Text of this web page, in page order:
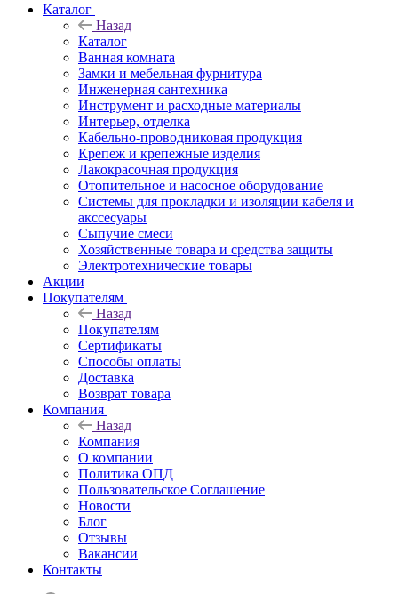
Каталог
Назад
Каталог
Ванная комната
Замки и мебельная фурнитура
Инженерная сантехника
Инструмент и расходные материалы
Интерьер, отделка
Кабельно-проводниковая продукция
Крепеж и крепежные изделия
Лакокрасочная продукция
Отопительное и насосное оборудование
Системы для прокладки и изоляции кабеля и
акссесуары
Сыпучие смеси
Хозяйственные товара и средства защиты
Электротехнические товары
Акции
Покупателям
Назад
Покупателям
Сертификаты
Способы оплаты
Доставка
Возврат товара
Компания
Назад
Компания
О компании
Политика ОПД
Пользовательское Соглашение
Новости
Блог
Отзывы
Вакансии
Контакты